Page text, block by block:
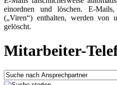
einordnen und löschen. E-
(„Viren“) enthalten, werden von
gelöscht.
Mitarbeiter-